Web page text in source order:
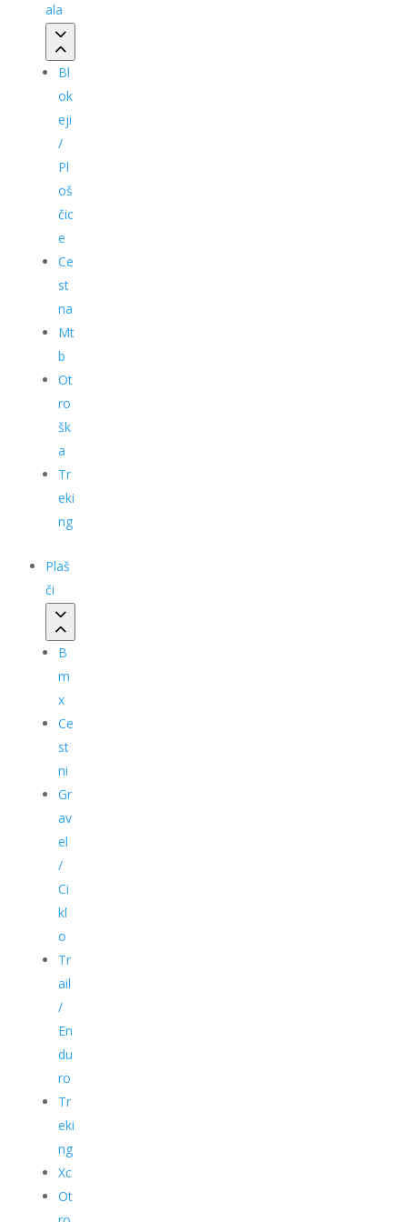
ala
Bl
ok
eji
/
Pl
oš
čic
e
Ce
st
na
Mt
b
Ot
ro
šk
a
Tr
eki
ng
Plaš
či
B
m
x
Ce
st
ni
Gr
av
el
/
Ci
kl
o
Tr
ail
/
En
du
ro
Tr
eki
ng
Xc
Ot